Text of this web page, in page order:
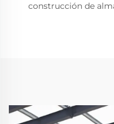
construcción de